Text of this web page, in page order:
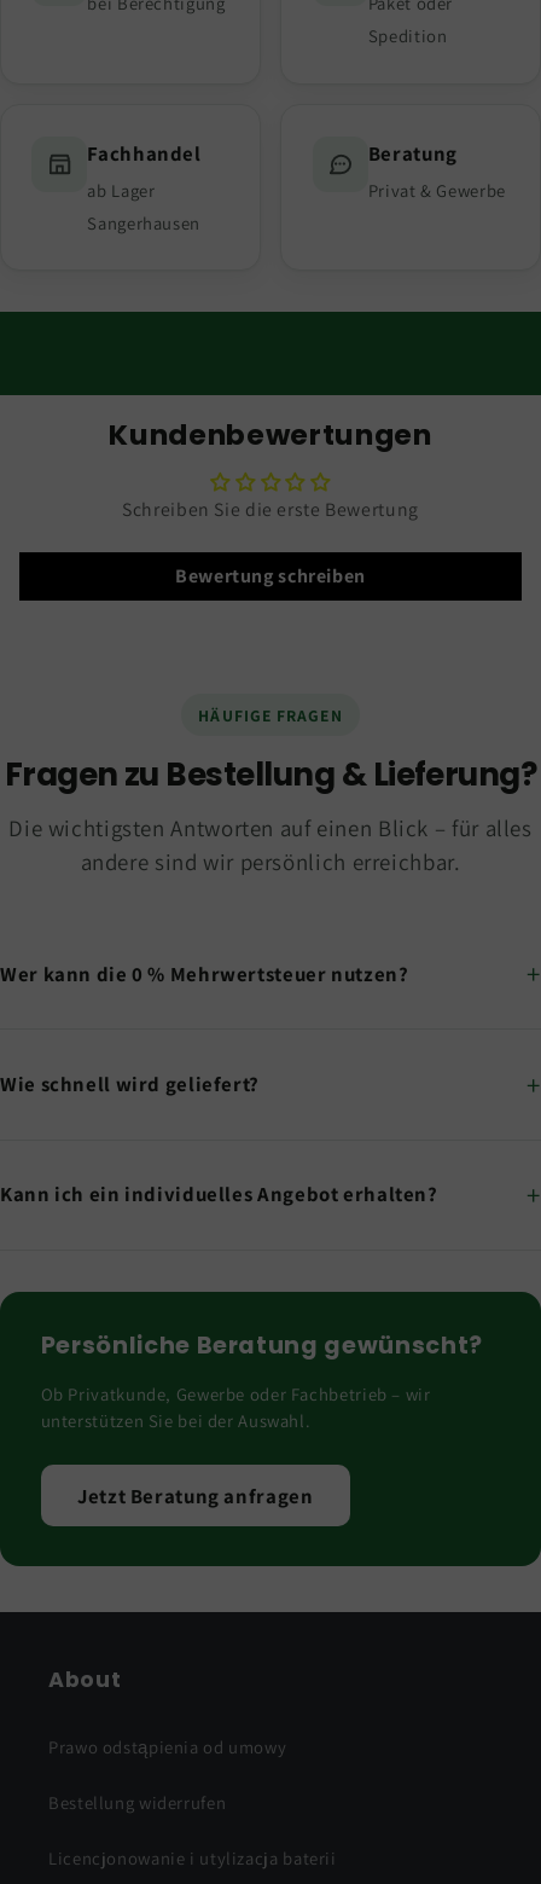
Spedition
Fachhandel
ab Lager
Sangerhausen
Beratung
Privat & Gewerbe
Kundenbewertungen
Schreiben Sie die erste Bewertung
Bewertung schreiben
HÄUFIGE FRAGEN
Fragen zu Bestellung & Lieferung?
Die wichtigsten Antworten auf einen Blick – für alles
andere sind wir persönlich erreichbar.
Wer kann die 0 % Mehrwertsteuer nutzen?
Wie schnell wird geliefert?
Kann ich ein individuelles Angebot erhalten?
Persönliche Beratung gewünscht?
Ob Privatkunde, Gewerbe oder Fachbetrieb – wir
unterstützen Sie bei der Auswahl.
Jetzt Beratung anfragen
About
Prawo odstąpienia od umowy
Bestellung widerrufen
Licencjonowanie i utylizacja baterii